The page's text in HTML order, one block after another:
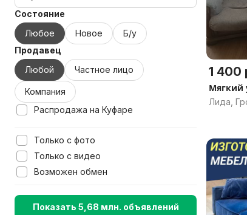
Состояние
Любое
Новое
Б/у
Продавец
Любой
Частное лицо
Компания
Распродажа на Куфаре
Только с фото
Только с видео
Возможен обмен
Показать 5,68 млн. объявлений
1 400
Мягкий
Лида,